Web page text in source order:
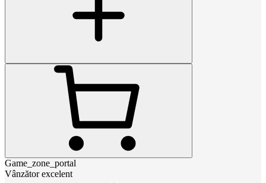
Game_zone_portal
Vânzător excelent